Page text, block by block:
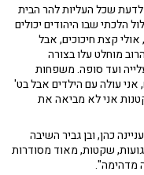
שכל העליות להר הבית
הלכתי שבו היהודים יכולים
קצת חיכוכים, אבל
מוחלט עלו בצורה
ועד סופה. משפחות
אני עולה עם הילדים אבל בט'
אני לא מביאה את
כהן, ובן גביר השיבה
שקטות, מאוד מסודרות
מדהימה".